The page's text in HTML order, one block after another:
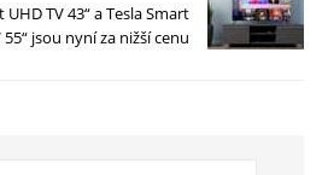
TV 43“ a Tesla Smart
55“ jsou nyní za nižší cenu